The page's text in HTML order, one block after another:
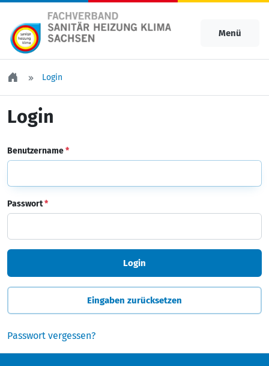
Menü
Login
Login
Benutzername*
Passwort*
Login
Eingaben zurücksetzen
Passwort vergessen?